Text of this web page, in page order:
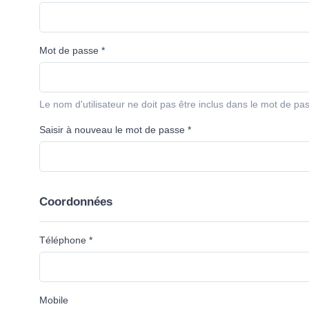
Mot de passe *
Le nom d'utilisateur ne doit pas être inclus dans le mot de
Saisir à nouveau le mot de passe *
Coordonnées
Téléphone *
Mobile